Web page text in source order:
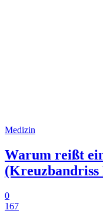
Medizin
Warum reißt
0
167